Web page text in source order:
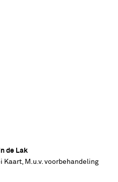
de Lak
Kaart, M.u.v. voorbehandeling